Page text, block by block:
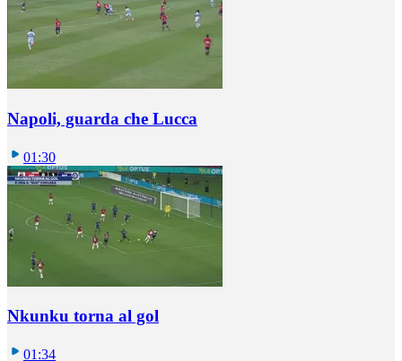
Napoli, guarda che Lucca
01:30
Nkunku torna al gol
01:34